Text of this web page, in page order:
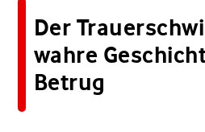
Der
wahre
Betrug